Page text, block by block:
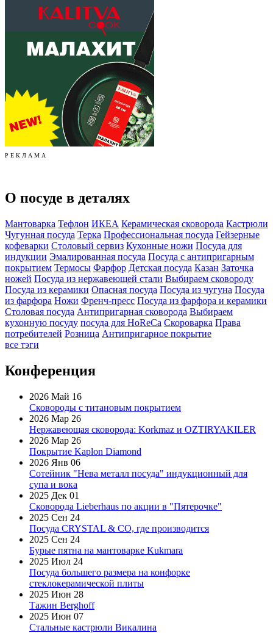
Р Е К Л А М А
О посуде в деталях
Мантоварка Тефлон ИКЕА Керамическая сковорода Кастрюли
Чугунная посуда Терка Профессиональная посуда Гейзерные
кофеварки Столовый сервиз Кухонные ножи Посуда для
индукции Эмалированная посуда Посуда с антипригарным
покрытием Термосы Фарфор Детская посуда Казан Заточка
ножей Посуда из нержавеющей стали Выбираем сковороду
Посуда из керамики Опасная посуда Посуда из чугуна Посуда
из фарфора Ножи Френч-пресс Посуда из фарфора и керамики
Столовая посуда Антипригарная сковорода Выбираем
кухонную посуду посуда для HoReCa Скороварка Права
потребителей Розница Антипригарное покрытие
все тэги
Конференция
2026 Май 16
Сковороды с титановым покрытием
2026 Мар 26
Нержавеющая сковорода: Korkmaz и OZTIRYAKILER
2026 Мар 26
Покрытие Kaplon Diamond
2026 Янв 06
Сотейник "Нева металл посуда" индукционный для
супа и вока
2025 Дек 01
Сковорода Lieberhaus по акции в "Пятерочке"
2025 Сен 24
Посуда CRYSTAL & CO, где производится
2025 Сен 24
Бурые пятна на мантоварке Kukmara
2025 Июл 24
Посуда большего размера на конфорке
стеклокерамической плиты
2025 Июн 28
Тажин Berghoff
2025 Июн 07
Стальные кастрюли Викалина